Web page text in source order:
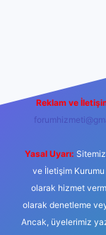
Reklam ve
Yasal Uyarı:
ve İletişim Kurumu
olarak hizmet
olarak denetleme
Ancak, üyelerimiz